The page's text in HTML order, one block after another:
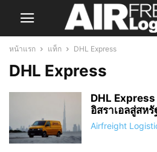
หน้าแรก แท็ก DHL Express
DHL Express
DHL
อิสราเอลสู่สห
Airfreight